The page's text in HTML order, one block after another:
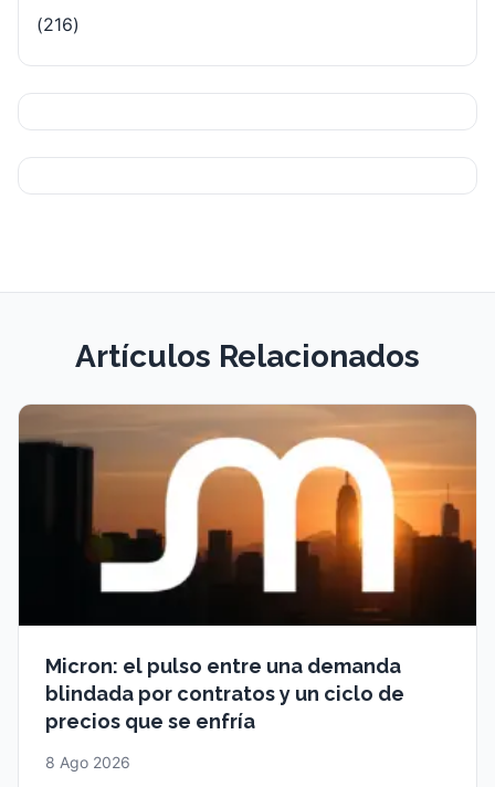
(216)
Artículos Relacionados
Micron: el pulso entre una demanda
blindada por contratos y un ciclo de
precios que se enfría
8 Ago 2026